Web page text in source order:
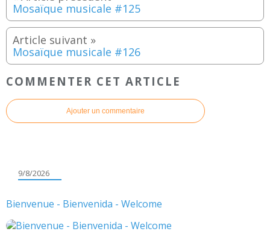
Mosaïque musicale #125
Mosaïque musicale #126
COMMENTER CET ARTICLE
Ajouter un commentaire
9/8/2026
Bienvenue - Bienvenida - Welcome